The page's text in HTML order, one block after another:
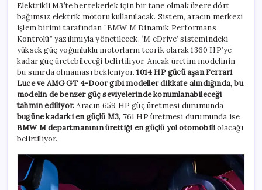
Elektrikli M3’te her tekerlek için bir tane olmak üzere dört
bağımsız elektrik motoru kullanılacak. Sistem, aracın merkezi
işlem birimi tarafından “BMW M Dinamik Performans
Kontrolü” yazılımıyla yönetilecek. ‘M eDrive’ sistemindeki
yüksek güç yoğunluklu motorların teorik olarak 1360 HP’ye
kadar güç üretebileceği belirtiliyor. Ancak üretim modelinin
bu sınırda olmaması bekleniyor. 1014 HP gücü aşan Ferrari
Luce ve AMG GT 4-Door gibi modeller dikkate alındığında, bu
modelin de benzer güç seviyelerinde konumlanabileceği
tahmin ediliyor.Aracın 659 HP güç üretmesi durumunda
bugüne kadarki en güçlü M3, 761 HP üretmesi durumunda ise
BMW M departmanının ürettiği en güçlü yol otomobiliolacağı
belirtiliyor.